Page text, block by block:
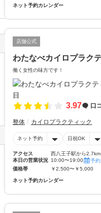
ネット予約カレンダー
店舗公式
わたなべカイロプラク
働く女性の味方です！
3.97 口
整体 カイロプラクティック
ネット予約 日祝OK
アクセス
西八王子駅から2.7km
本日の営業状況 10:00〜19:00
予
価格帯
￥2,500〜￥5,000
ネット予約カレンダー